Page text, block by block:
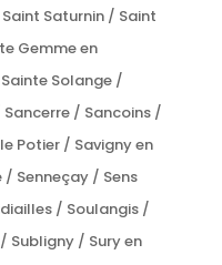
Saturnin / Saint
Gemme en
Solange /
/ Sancoins /
Potier / Savigny en
/ Senneçay / Sens
/ Soulangis /
Subligny / Sury en